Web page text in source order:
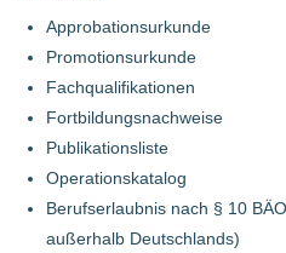
Approbationsurkunde
Promotionsurkunde
Fachqualifikationen
Fortbildungsnachweise
Publikationsliste
Operationskatalog
Berufserlaubnis nach § 10
außerhalb Deutschlands)